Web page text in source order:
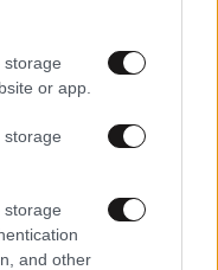
storage
or app.
storage
storage
and other